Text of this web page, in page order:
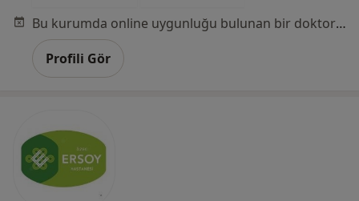
Bu kurumda online uygunluğu bulunan bir doktor veya uzman bulunamadı
Profili Gör